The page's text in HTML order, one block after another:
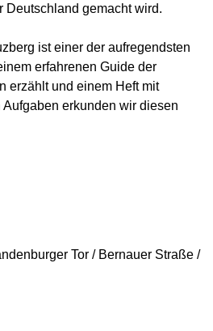
Deutschland gemacht wird.
ist einer der aufregendsten
erfahrenen Guide der
erzählt und einem Heft mit
erkunden wir diesen
Tor / Bernauer Straße /